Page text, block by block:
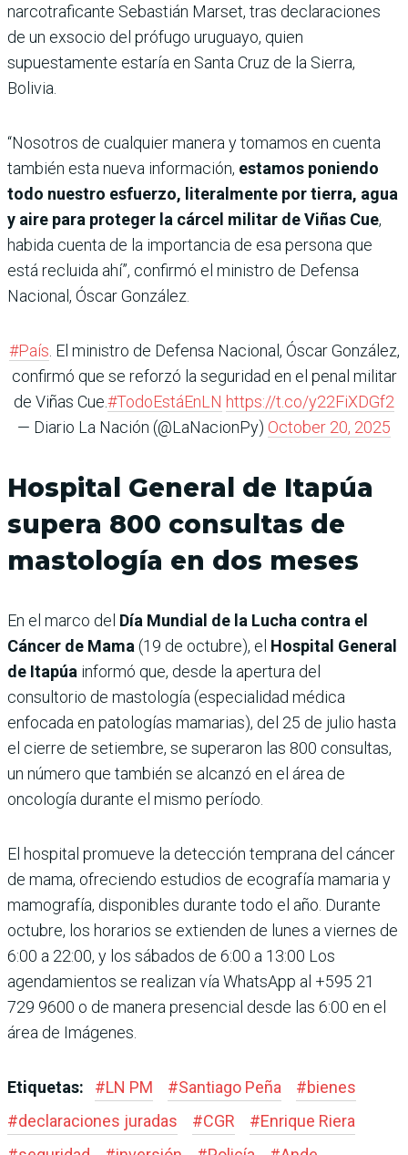
narcotraficante Sebastián Marset, tras declaraciones
de un exsocio del prófugo uruguayo, quien
supuestamente estaría en Santa Cruz de la Sierra,
Bolivia.
“Nosotros de cualquier manera y tomamos en cuenta
también esta nueva información, estamos poniendo
todo nuestro esfuerzo, literalmente por tierra, agua
y aire para proteger la cárcel militar de Viñas Cue,
habida cuenta de la importancia de esa persona que
está recluida ahí”, confirmó el ministro de Defensa
Nacional, Óscar González.
#País . El ministro de Defensa Nacional, Óscar González,
confirmó que se reforzó la seguridad en el penal militar
de Viñas Cue.#TodoEstáEnLN https://t.co/y22FiXDGf2
— Diario La Nación (@LaNacionPy) October 20, 2025
Hospital General de Itapúa
supera 800 consultas de
mastología en dos meses
En el marco del Día Mundial de la Lucha contra el
Cáncer de Mama (19 de octubre), el Hospital General
de Itapúa informó que, desde la apertura del
consultorio de mastología (especialidad médica
enfocada en patologías mamarias), del 25 de julio hasta
el cierre de setiembre, se superaron las 800 consultas,
un número que también se alcanzó en el área de
oncología durante el mismo período.
El hospital promueve la detección temprana del cáncer
de mama, ofreciendo estudios de ecografía mamaria y
mamografía, disponibles durante todo el año. Durante
octubre, los horarios se extienden de lunes a viernes de
6:00 a 22:00, y los sábados de 6:00 a 13:00 Los
agendamientos se realizan vía WhatsApp al +595 21
729 9600 o de manera presencial desde las 6:00 en el
área de Imágenes.
Etiquetas: #LN PM #Santiago Peña #bienes
#declaraciones juradas #CGR #Enrique Riera